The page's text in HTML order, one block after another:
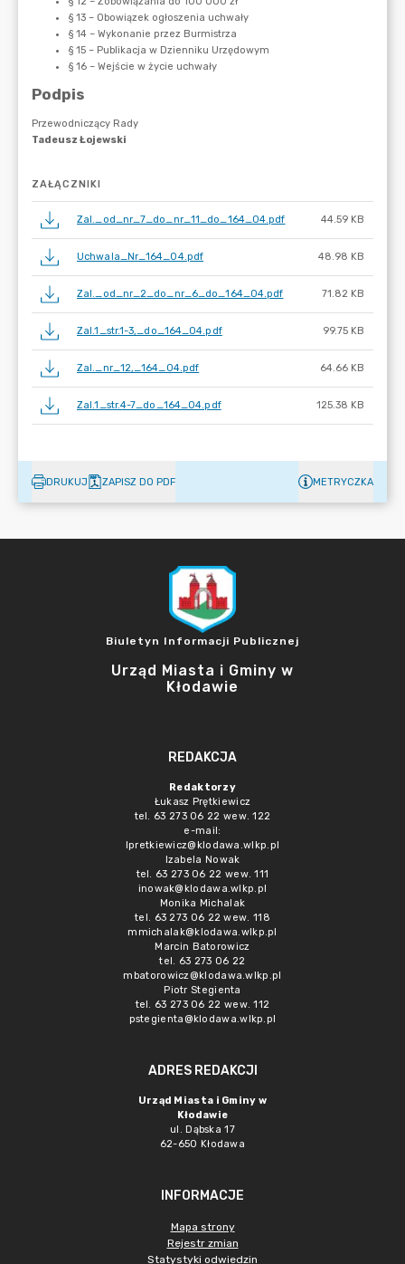
ZAŁĄCZNIKI
Zal._od_nr_7_do_nr_11_do_164_04.pdf 44.59 KB
Uchwala_Nr_164_04.pdf 48.98 KB
Zal._od_nr_2_do_nr_6_do_164_04.pdf 71.82 KB
Zal.1_str.1-3,_do_164_04.pdf 99.75 KB
Zal._nr_12,_164_04.pdf 64.66 KB
Zal.1_str.4-7_do_164_04.pdf 125.38 KB
DRUKUJ ZAPISZ DO PDF METRYCZKA
Biuletyn Informacji Publicznej
Urząd Miasta i Gminy w
Kłodawie
REDAKCJA
Redaktorzy
Łukasz Prętkiewicz
tel. 63 273 06 22 wew. 122
e-mail:
lpretkiewicz@klodawa.wlkp.pl
Izabela Nowak
tel. 63 273 06 22 wew. 111
inowak@klodawa.wlkp.pl
Monika Michalak
tel. 63 273 06 22 wew. 118
mmichalak@klodawa.wlkp.pl
Marcin Batorowicz
tel. 63 273 06 22
mbatorowicz@klodawa.wlkp.pl
Piotr Stegienta
tel. 63 273 06 22 wew. 112
pstegienta@klodawa.wlkp.pl
ADRES REDAKCJI
Urząd Miasta i Gminy w
Kłodawie
ul. Dąbska 17
62-650 Kłodawa
INFORMACJE
Mapa strony
Rejestr zmian
Statystyki odwiedzin